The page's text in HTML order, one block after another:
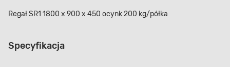
Regał SR1 1800 x 900 x 450 ocynk 200 kg/półka
Specyfikacja